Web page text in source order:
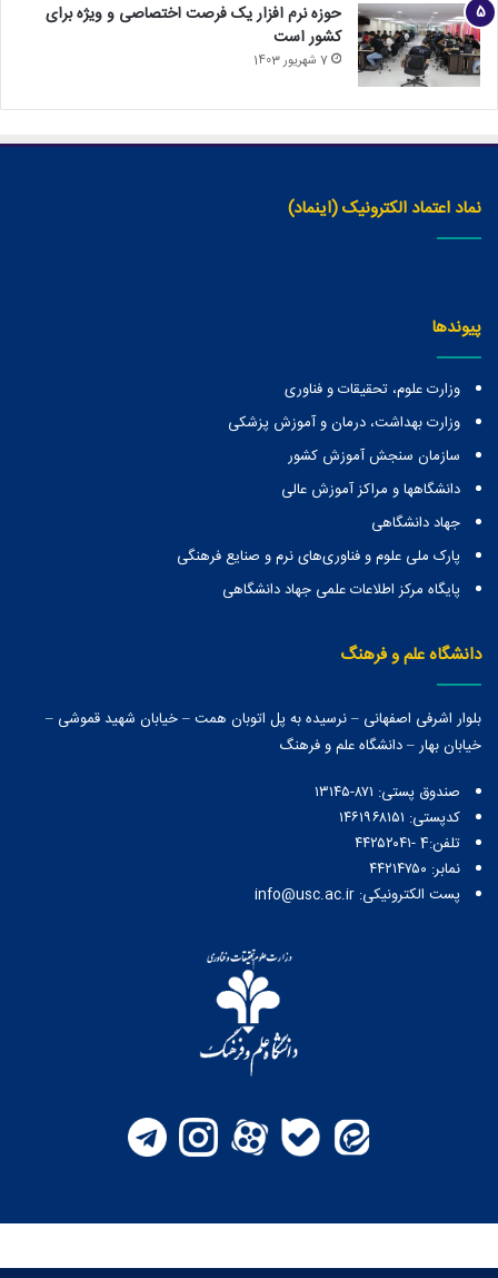
حوزه نرم افزار یک فرصت اختصاصی و ویژه برای
کشور است
7 شهریور 1403
نماد اعتماد الکترونیک (اینماد)
پیوندها
وزارت علوم، تحقیقات و فناوری
وزارت بهداشت، درمان و آموزش پزشکی
سازمان سنجش آموزش کشور
دانشگاهها و مراكز آموزش عالی
جهاد دانشگاهی
پارک ملی علوم و فناوری‌های نرم و صنایع فرهنگی
پایگاه مرکز اطلاعات علمی جهاد دانشگاهی
دانشگاه علم و فرهنگ
بلوار اشرفی اصفهانی – نرسیده به پل اتوبان همت – خیابان شهید قموشی –
خیابان بهار – دانشگاه علم و فرهنگ
صندوق پستی:‌ ۸۷۱-۱۳۱۴۵
کدپستی: ۱۴۶۱۹۶۸۱۵۱
تلفن:4 -۴۴۲۵۲۰۴۱
نمابر: ۴۴۲۱۴۷۵۰
پست الکترونیکی: info@usc.ac.ir